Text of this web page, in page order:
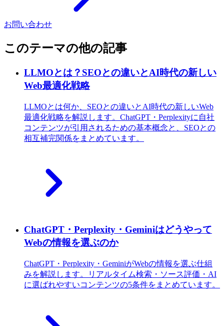
お問い合わせ
このテーマの他の記事
LLMOとは？SEOとの違いとAI時代の新しい
Web最適化戦略
LLMOとは何か、SEOとの違いとAI時代の新しいWeb
最適化戦略を解説します。ChatGPT・Perplexityに自社
コンテンツが引用されるための基本概念と、SEOとの
相互補完関係をまとめています。
ChatGPT・Perplexity・Geminiはどうやって
Webの情報を選ぶのか
ChatGPT・Perplexity・GeminiがWebの情報を選ぶ仕組
みを解説します。リアルタイム検索・ソース評価・AI
に選ばれやすいコンテンツの5条件をまとめています。